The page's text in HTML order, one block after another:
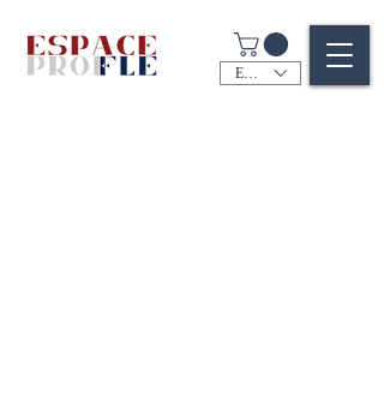
EUR (€)